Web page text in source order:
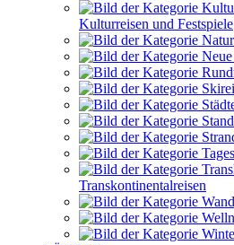
Kultur­reisen und Festspiele
Transkontinental­reisen